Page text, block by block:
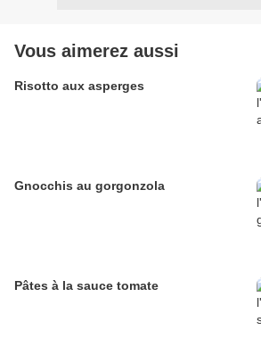
Vous aimerez aussi
Risotto aux asperges
Gnocchis au gorgonzola
Pâtes à la sauce tomate